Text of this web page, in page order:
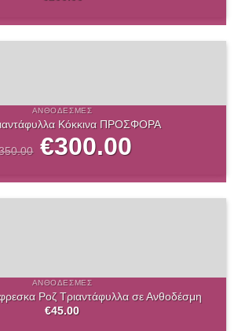
ΑΝΘΟΔΈΣΜΕΣ
Κόκκινα ΠΡΟΣΦΟΡΑ
Original
price
was:
€300.00τρέχουσα
ΑΝΘΟΔΈΣΜΕΣ
Ροζ Τριαντάφυλλα σε Ανθοδέσμη
€45.00